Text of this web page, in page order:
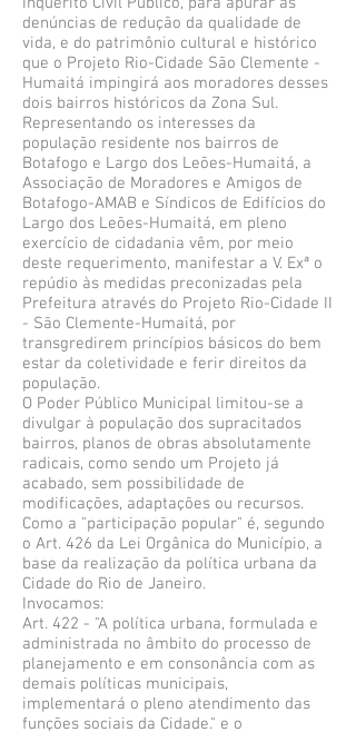
denúncias de redução da qualidade de
vida, e do patrimônio cultural e histórico
que o Projeto Rio-Cidade São Clemente -
Humaitá impingirá aos moradores desses
dois bairros históricos da Zona Sul.
Representando os interesses da
população residente nos bairros de
Botafogo e Largo dos Leões-Humaitá, a
Associação de Moradores e Amigos de
Botafogo-AMAB e Síndicos de Edifícios do
Largo dos Leões-Humaitá, em pleno
exercício de cidadania vêm, por meio
deste requerimento, manifestar a V. Exª o
repúdio às medidas preconizadas pela
Prefeitura através do Projeto Rio-Cidade II
- São Clemente-Humaitá, por
transgredirem princípios básicos do bem
estar da coletividade e ferir direitos da
população.
O Poder Público Municipal limitou-se a
divulgar à população dos supracitados
bairros, planos de obras absolutamente
radicais, como sendo um Projeto já
acabado, sem possibilidade de
modificações, adaptações ou recursos.
Como a "participação popular" é, segundo
o Art. 426 da Lei Orgânica do Município, a
base da realização da política urbana da
Cidade do Rio de Janeiro.
Invocamos:
Art. 422 - "A política urbana, formulada e
administrada no âmbito do processo de
planejamento e em consonância com as
demais políticas municipais,
implementará o pleno atendimento das
funções sociais da Cidade." e o